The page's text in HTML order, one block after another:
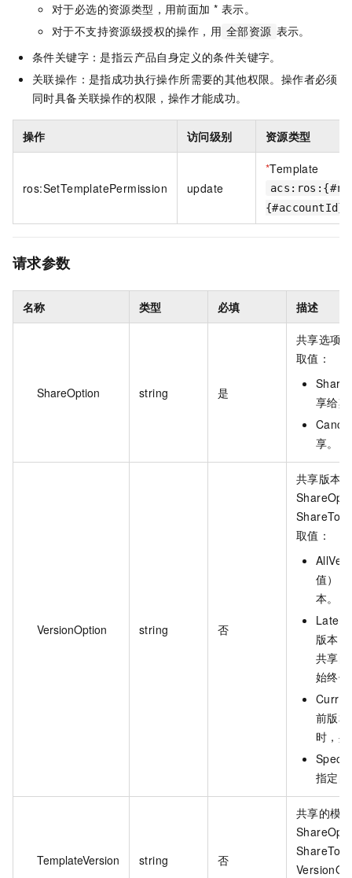
对于必选的资源类型，用前面加 * 表示。
对于不支持资源级授权的操作，用 全部资源 表示。
条件关键字：是指云产品自身定义的条件关键字。
关联操作：是指成功执行操作所需要的其他权限。操作者必须
同时具备关联操作的权限，操作才能成功。
操作 访问级别 资源类型
ros:SetTemplatePermission update
*Template
请求参数
名称 类型 必填 描述
ShareOption string 是
共享选项。
取值：
享给
享。
VersionOption string 否
共享版本
取值：
值）
本。
Latest
版本
共享
始终
前版
时，
指定
TemplateVersion string 否
共享的模